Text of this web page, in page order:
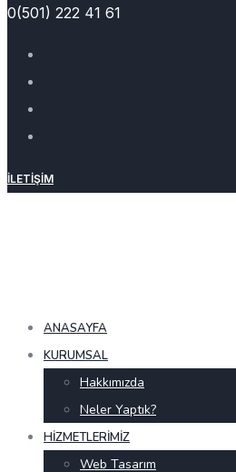
0(501) 222 41 61
İLETIŞIM
ANASAYFA
KURUMSAL
Hakkımızda
Neler Yaptık?
HIZMETLERIMIZ
Web Tasarım